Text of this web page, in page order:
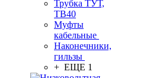
Трубка ТУТ,
ТВ40
Муфты
кабельные
Наконечники,
гильзы
+ ЕЩЕ 1